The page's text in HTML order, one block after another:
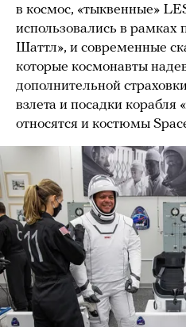
в космос, «тыквенные»
использовались в
Шаттл», и современные
которые космонавты
дополнительной
взлета и посадки
относятся и костюмы